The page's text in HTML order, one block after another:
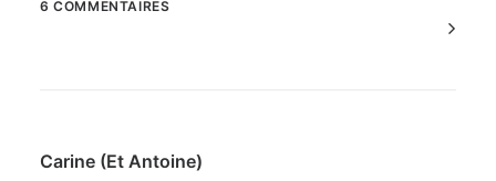
6 COMMENTAIRES
Carine (et Antoine)